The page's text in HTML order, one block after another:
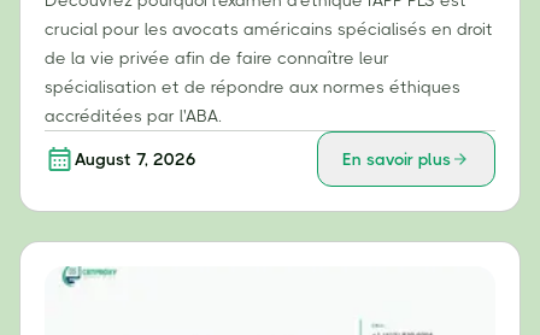
crucial pour les avocats américains spécialisés en droit
de la vie privée afin de faire connaître leur
spécialisation et de répondre aux normes éthiques
accréditées par l'ABA.
August 7, 2026 En savoir plus